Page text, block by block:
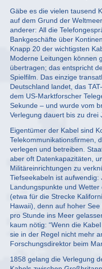
Gäbe es die vielen tausend
auf dem Grund der
anderer: All die
Bankgeschäfte über
Knapp 20 der wichtigsten
Moderne Leitungen können
übertragen; das entspricht
Spielfilm. Das einzige
Deutschland landet, das
dem US-Marktforscher
Sekunde – und wurde vom
Verlegung dauert bis zu drei
Eigentümer der Kabel sind
Telekommunikationsfirmen,
verlegen und betreiben.
aber oft Datenkapazitäten,
Militäreinrichtungen zu
Tiefseekabeln ist
Landungspunkte und
(etwa für die Strecke
Hawaii), denn auf hoher
pro Stunde ins Meer
kaum nötig: “Wenn die
sie in der Regel nicht mehr
Forschungsdirektor beim
1858 gelang die Verlegung